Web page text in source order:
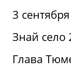
3
Знай село
Глава